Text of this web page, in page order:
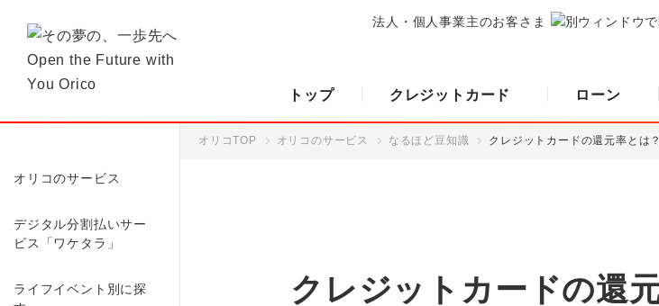
法人・個人事業主のお客さま
トップ クレジットカード ローン
オリコのサービス
デジタル分割払いサー
ビス「ワケタラ」
ライフイベント別に探
オリコTOP オリコのサービス なるほど豆知識 クレジットカードの還元率とは
クレジットカードの還